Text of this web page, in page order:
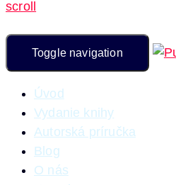
scroll
Toggle navigation
Úvod
Vydanie knihy
Autorská príručka
Blog
O nás